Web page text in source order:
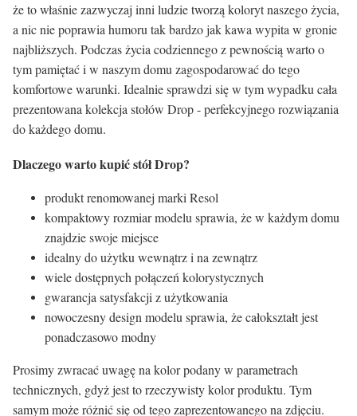
że to właśnie zazwyczaj inni ludzie tworzą koloryt naszego życia,
a nic nie poprawia humoru tak bardzo jak kawa wypita w gronie
najbliższych. Podczas życia codziennego z pewnością warto o
tym pamiętać i w naszym domu zagospodarować do tego
komfortowe warunki. Idealnie sprawdzi się w tym wypadku cała
prezentowana kolekcja stołów Drop - perfekcyjnego rozwiązania
do każdego domu.
Dlaczego warto kupić stół Drop?
produkt renomowanej marki Resol
kompaktowy rozmiar modelu sprawia, że w każdym domu
znajdzie swoje miejsce
idealny do użytku wewnątrz i na zewnątrz
wiele dostępnych połączeń kolorystycznych
gwarancja satysfakcji z użytkowania
nowoczesny design modelu sprawia, że całokształt jest
ponadczasowo modny
Prosimy zwracać uwagę na kolor podany w parametrach
technicznych, gdyż jest to rzeczywisty kolor produktu. Tym
samym może różnić się od tego zaprezentowanego na zdjęciu.